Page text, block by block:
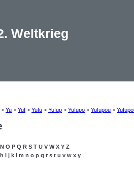
Weltkrieg
> Yu > Yuf > Yufu > Yufup > Yufupo > Yufupou >
N O P Q R S T U V W X Y Z
h i j k l m n o p q r s t u v w x y